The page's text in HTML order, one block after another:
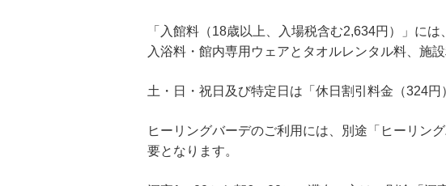
「入館料（18歳以上、入場税含む2,634円）」には、
入浴料・館内専用ウェアとタオルレンタル料、施
土・日・祝日及び特定日は「休日割引料金（324円
ヒーリングバーデのご利用には、別途「ヒーリン
要となります。